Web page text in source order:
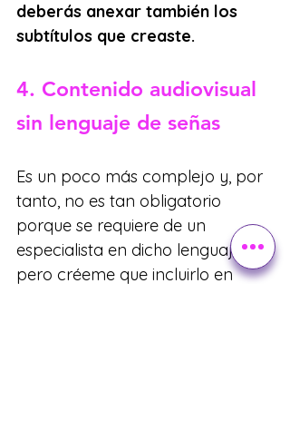
deberás anexar también los
subtítulos que creaste.
4. Contenido audiovisual
sin lenguaje de señas
Es un poco más complejo y, por
tanto, no es tan obligatorio
porque se requiere de un
especialista en dicho lenguaje,
pero créeme que incluirlo en